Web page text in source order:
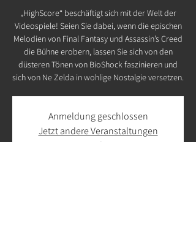
„HighScore“ beschäftigt sich mit der Welt der
Videospiele! Seien Sie dabei, wenn die epischen
Melodien von Final Fantasy und Assassin’s Creed
die Bühne erobern, lassen Sie sich von den
düsteren Tönen von BioShock faszinieren und
sich von Ne Zelda in wohlige Nostalgie versetzen.
Anmeldung geschlossen
Jetzt andere Veranstaltungen
ansehen